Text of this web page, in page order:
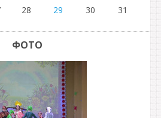
28 29 30 31
ФОТО